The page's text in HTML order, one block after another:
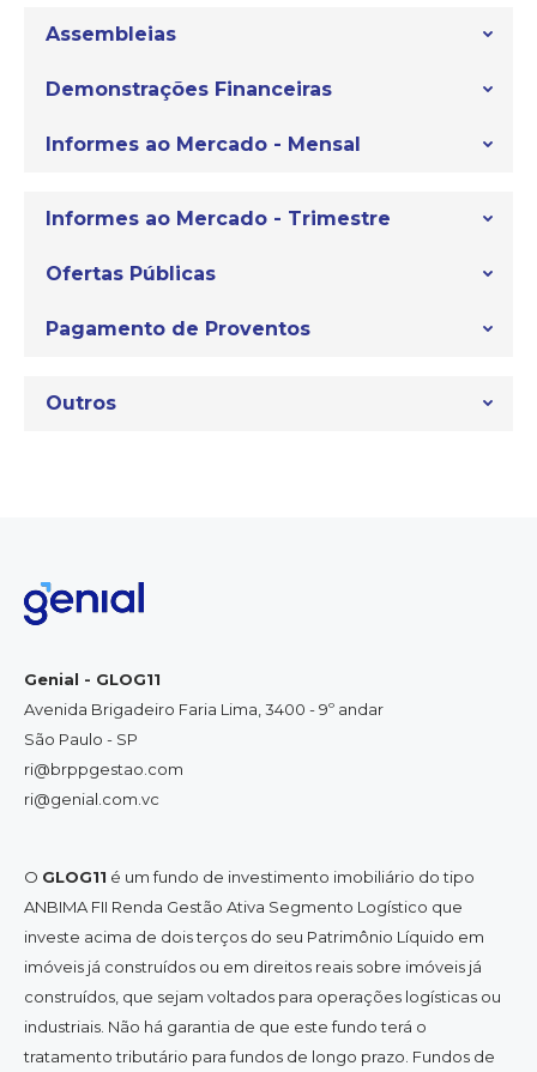
Assembleias
Demonstrações Financeiras
Informes ao Mercado - Mensal
Informes ao Mercado - Trimestre
Ofertas Públicas
Pagamento de Proventos
Outros
Genial - GLOG11
Avenida Brigadeiro Faria Lima, 3400 - 9º andar
São Paulo - SP
ri@brppgestao.com
ri@genial.com.vc
O GLOG11 é um fundo de investimento imobiliário do tipo
ANBIMA FII Renda Gestão Ativa Segmento Logístico que
investe acima de dois terços do seu Patrimônio Líquido em
imóveis já construídos ou em direitos reais sobre imóveis já
construídos, que sejam voltados para operações logísticas ou
industriais. Não há garantia de que este fundo terá o
tratamento tributário para fundos de longo prazo. Fundos de